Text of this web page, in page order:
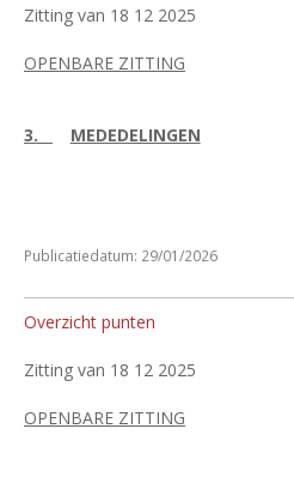
Zitting van 18 12 2025
OPENBARE ZITTING
3. MEDEDELINGEN
Publicatiedatum: 29/01/2026
Overzicht punten
Zitting van 18 12 2025
OPENBARE ZITTING